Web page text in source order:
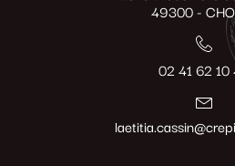
49300 -
02 41 62 10